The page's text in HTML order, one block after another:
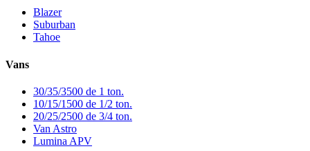
Blazer
Suburban
Tahoe
Vans
30/35/3500 de 1 ton.
10/15/1500 de 1/2 ton.
20/25/2500 de 3/4 ton.
Van Astro
Lumina APV